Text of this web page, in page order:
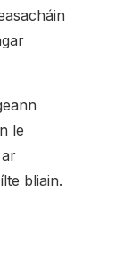
le
bliain.